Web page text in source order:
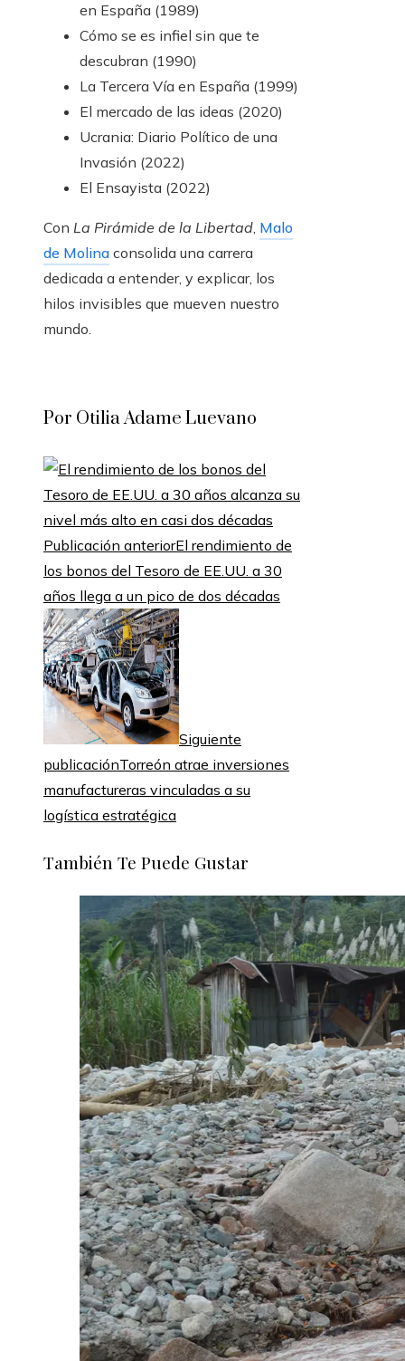
en España (1989)
Cómo se es infiel sin que te
descubran (1990)
La Tercera Vía en España (1999)
El mercado de las ideas (2020)
Ucrania: Diario Político de una
Invasión (2022)
El Ensayista (2022)
Con La Pirámide de la Libertad, Malo
de Molina consolida una carrera
dedicada a entender, y explicar, los
hilos invisibles que mueven nuestro
mundo.
Por Otilia Adame Luevano
Publicación anteriorEl rendimiento de
los bonos del Tesoro de EE.UU. a 30
años llega a un pico de dos décadas
Siguiente
publicaciónTorreón atrae inversiones
manufactureras vinculadas a su
logística estratégica
También Te Puede Gustar